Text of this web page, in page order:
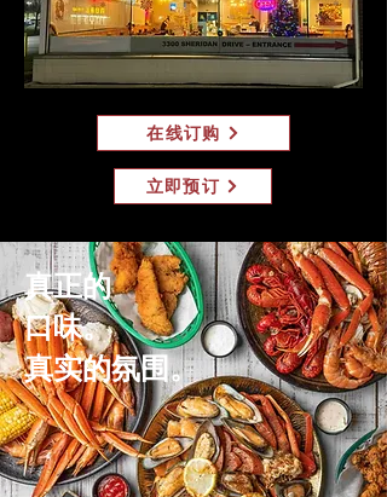
在线订购
立即预订
真正的
口味。
真实的氛围。